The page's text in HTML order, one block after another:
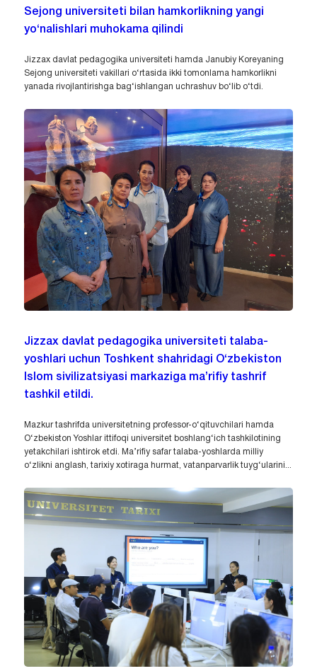
Sejong universiteti bilan hamkorlikning yangi
yo‘nalishlari muhokama qilindi
Jizzax davlat pedagogika universiteti hamda Janubiy Koreyaning
Sejong universiteti vakillari o‘rtasida ikki tomonlama hamkorlikni
yanada rivojlantirishga bag‘ishlangan uchrashuv bo‘lib o‘tdi.
Jizzax davlat pedagogika universiteti talaba-
yoshlari uchun Toshkent shahridagi O‘zbekiston
Islom sivilizatsiyasi markaziga ma’rifiy tashrif
tashkil etildi.
Mazkur tashrifda universitetning professor-o‘qituvchilari hamda
O‘zbekiston Yoshlar ittifoqi universitet boshlang‘ich tashkilotining
yetakchilari ishtirok etdi. Ma’rifiy safar talaba-yoshlarda milliy
o‘zlikni anglash, tarixiy xotiraga hurmat, vatanparvarlik tuyg‘ularini...